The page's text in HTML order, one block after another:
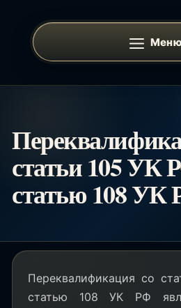
содержимому
Меню
статьи 105 УК
статью 108 УК
Переквалификация со
статью 108 УК РФ